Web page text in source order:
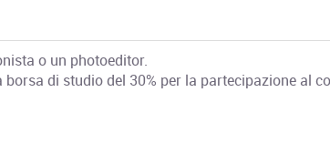
o un photoeditor.
di studio del 30% per la partecipazione al